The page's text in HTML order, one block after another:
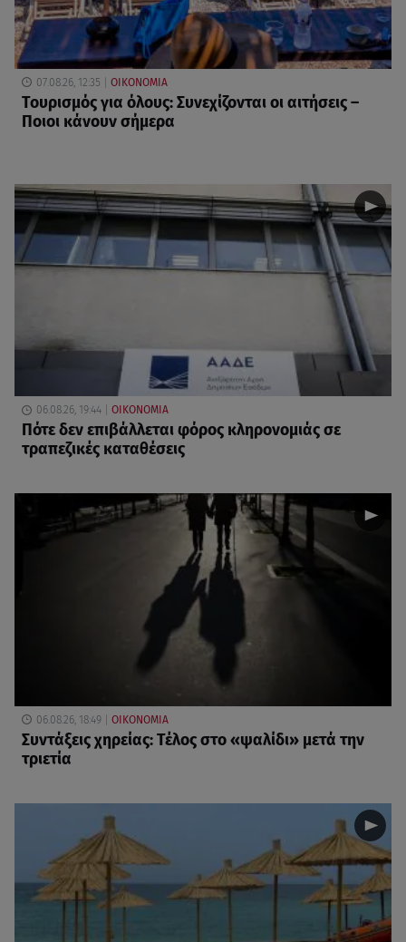
07.08.26, 12:35 ΟΙΚΟΝΟΜΙΑ
Τουρισμός για όλους: Συνεχίζονται οι αιτήσεις –
Ποιοι κάνουν σήμερα
06.08.26, 19:44 ΟΙΚΟΝΟΜΙΑ
Πότε δεν επιβάλλεται φόρος κληρονομιάς σε
τραπεζικές καταθέσεις
06.08.26, 18:49 ΟΙΚΟΝΟΜΙΑ
Συντάξεις χηρείας: Τέλος στο «ψαλίδι» μετά την
τριετία